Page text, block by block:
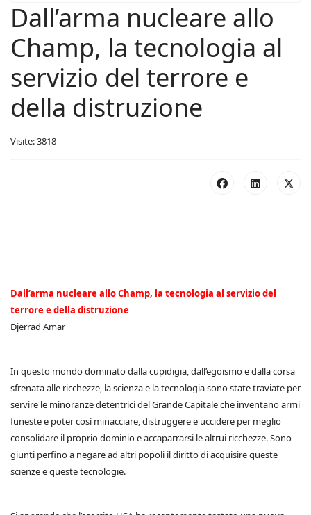
Dall’arma nucleare allo
Champ, la tecnologia al
servizio del terrore e
della distruzione
Visite: 3818
Dall’arma nucleare allo Champ, la tecnologia al servizio del
terrore e della distruzione
Djerrad Amar
In questo mondo dominato dalla cupidigia, dall’egoismo e dalla corsa
sfrenata alle ricchezze, la scienza e la tecnologia sono state traviate per
servire le minoranze detentrici del Grande Capitale che inventano armi
funeste e poter così minacciare, distruggere e uccidere per meglio
consolidare il proprio dominio e accaparrarsi le altrui ricchezze. Sono
giunti perfino a negare ad altri popoli il diritto di acquisire queste
scienze e queste tecnologie.